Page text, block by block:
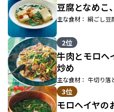
豆腐となめこ
主な食材： 絹ごし豆
2位
牛肉とモロヘ
炒め
主な食材： 牛切り落
3位
モロヘイヤの